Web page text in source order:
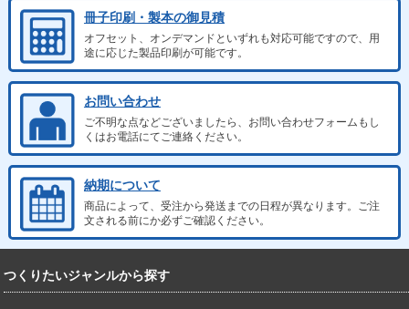
冊子印刷・製本の御見積
オフセット、オンデマンドといずれも対応可能ですので、用
途に応じた製品印刷が可能です。
お問い合わせ
ご不明な点などございましたら、お問い合わせフォームもし
くはお電話にてご連絡ください。
納期について
商品によって、受注から発送までの日程が異なります。ご注
文される前にか必ずご確認ください。
つくりたいジャンルから探す